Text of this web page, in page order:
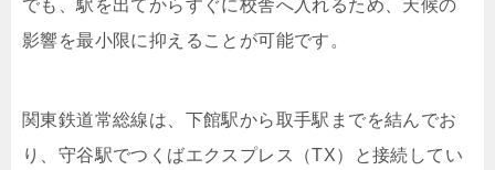
でも、駅を出てからすぐに校舎へ入れるため、天候の
影響を最小限に抑えることが可能です。
関東鉄道常総線は、下館駅から取手駅までを結んでお
り、守谷駅でつくばエクスプレス（TX）と接続してい